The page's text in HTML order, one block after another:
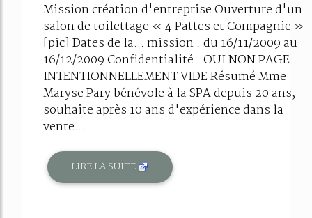
Mission création d'entreprise Ouverture d'un
salon de toilettage « 4 Pattes et Compagnie »
[pic] Dates de la... mission : du 16/11/2009 au
16/12/2009 Confidentialité : OUI NON PAGE
INTENTIONNELLEMENT VIDE Résumé Mme
Maryse Pary bénévole à la SPA depuis 20 ans,
souhaite après 10 ans d'expérience dans la
vente...
LIRE LA SUITE